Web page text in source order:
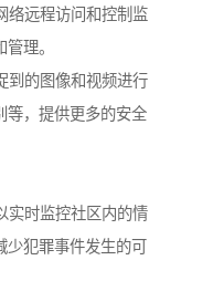
络远程访问和控制监
理。
到的图像和视频进行
等，提供更多的安全
实时监控社区内的情
犯罪事件发生的可